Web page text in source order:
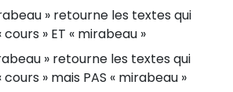
» retourne les textes qui
» ET « mirabeau »
» retourne les textes qui
» mais PAS « mirabeau »